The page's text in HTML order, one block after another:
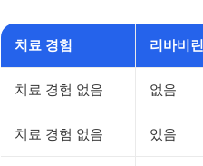
치료 경험 리바비
치료 경험 없음 없음
치료 경험 없음 있음